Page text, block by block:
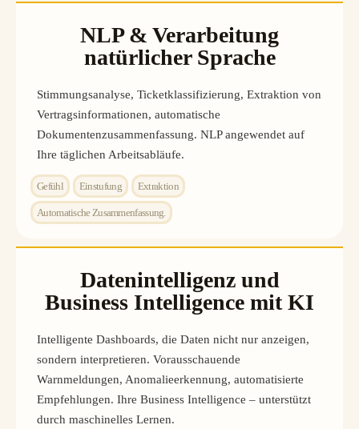
NLP & Verarbeitung
natürlicher Sprache
Stimmungsanalyse, Ticketklassifizierung, Extraktion von
Vertragsinformationen, automatische
Dokumentenzusammenfassung. NLP angewendet auf
Ihre täglichen Arbeitsabläufe.
Gefühl Einstufung Extraktion
Automatische Zusammenfassung.
Datenintelligenz und
Business Intelligence mit KI
Intelligente Dashboards, die Daten nicht nur anzeigen,
sondern interpretieren. Vorausschauende
Warnmeldungen, Anomalieerkennung, automatisierte
Empfehlungen. Ihre Business Intelligence – unterstützt
durch maschinelles Lernen.